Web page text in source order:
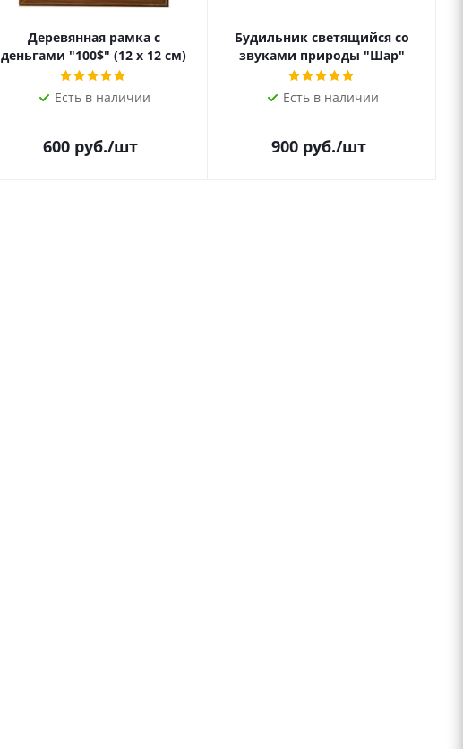
Деревянная рамка с
деньгами "100$" (12 х 12 см)
Есть в наличии
600 руб./шт
Будильник светящийся со
звуками природы "Шар"
Есть в наличии
900 руб./шт